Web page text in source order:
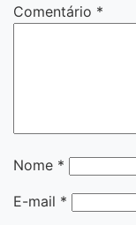
Comentário *
Nome *
E-mail *